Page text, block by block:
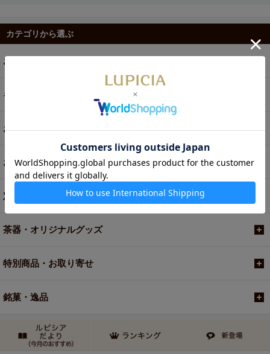
カテゴリから選ぶ
お茶
ギフト
お菓子・食品・飲料
お買い得商品
定期便
茶器・オリジナルグッズ
特別商品・お取り寄せ
銘菓・逸品